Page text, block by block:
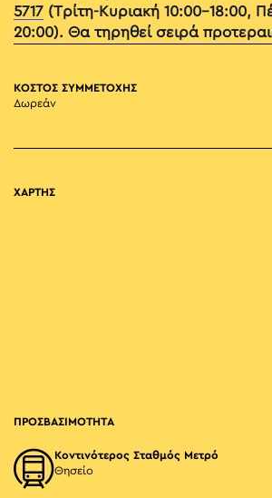
5717 (Τρίτη-Κυριακή 10:00-18:00,
20:00). Θα τηρηθεί σειρά
ΚΟΣΤΟΣ ΣΥΜΜΕΤΟΧΗΣ
Δωρεάν
ΧΑΡΤΗΣ
ΠΡΟΣΒΑΣΙΜΟΤΗΤΑ
Κοντινότερος Σταθμός Μετρό
Θησείο